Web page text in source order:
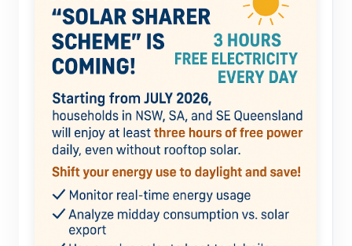
电动汽车充电桩
IAMMETER 模拟器
虚拟电表
能源预测与仿真系统
应用
光伏系统能源监控
用电监控
光伏热水器控制系统
商店
资源
产品快速开始
社区